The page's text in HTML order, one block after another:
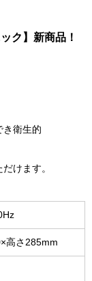
ク】新商品！
き衛生的
けます。
高さ285mm